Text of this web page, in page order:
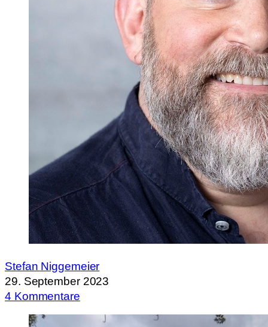
Stefan Niggemeier
29. September 2023
4 Kommentare